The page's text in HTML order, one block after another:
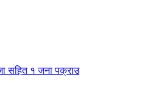
सहित १ जना पक्राउ